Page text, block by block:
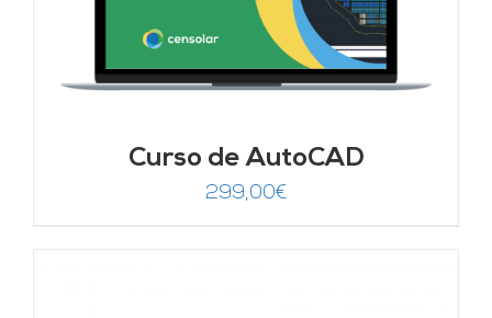
Curso de AutoCAD
299,00€